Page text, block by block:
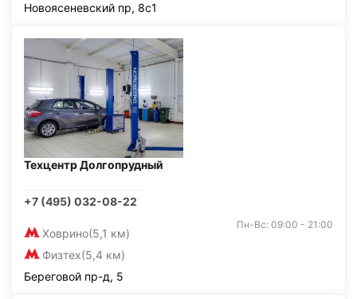
Новоясеневский пр, 8с1
Техцентр Долгопрудный
+7 (495) 032-08-22
Ховрино(5,1 км)
Физтех(5,4 км)
Пн-Вс: 09:00 - 21:00
Береговой пр-д, 5